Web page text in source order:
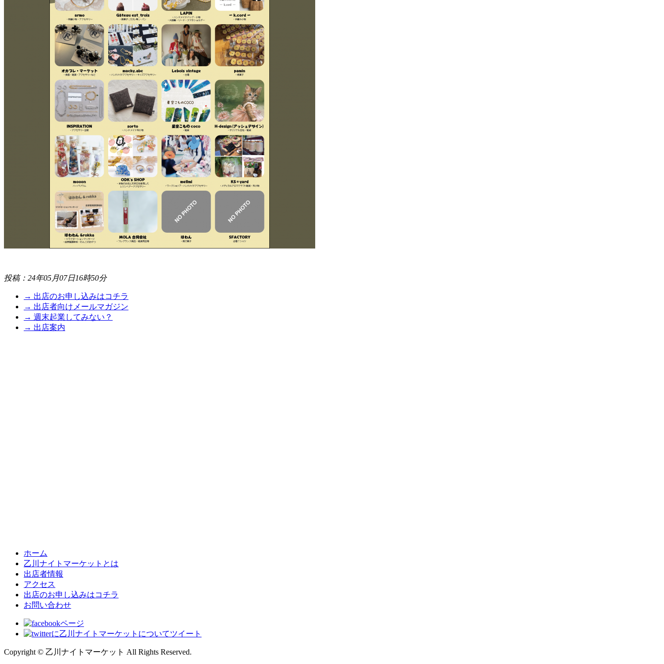
投稿：24年05月07日16時50分
→ 出店のお申し込みはコチラ
→ 出店者向けメールマガジン
→ 週末起業してみない？
→ 出店案内
ホーム
乙川ナイトマーケットとは
出店者情報
アクセス
出店のお申し込みはコチラ
お問い合わせ
Copyright © 乙川ナイトマーケット All Rights Reserved.